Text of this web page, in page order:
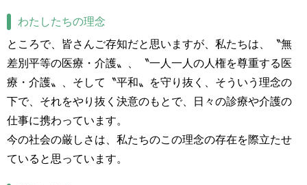
わたしたちの理念
ところで、皆さんご存知だと思いますが、私たちは、〝無
差別平等の医療・介護〟、〝一人一人の人権を尊重する医
療・介護〟、そして〝平和〟を守り抜く、そういう理念の
下で、それをやり抜く決意のもとで、日々の診療や介護の
仕事に携わっています。
今の社会の厳しさは、私たちのこの理念の存在を際立たせ
ていると思っています。